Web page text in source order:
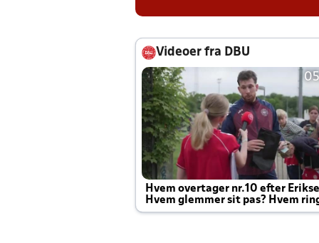
Videoer fra DBU
Hvem overtager nr.10 efter
Hvem glemmer sit pas? Hvem
Joachim altid til efter kampe?